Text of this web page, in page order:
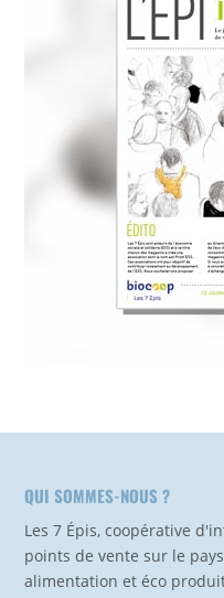
QUI SOMMES-NOUS ?
Les 7 Épis, coopérative
points de vente sur le
alimentation et éco